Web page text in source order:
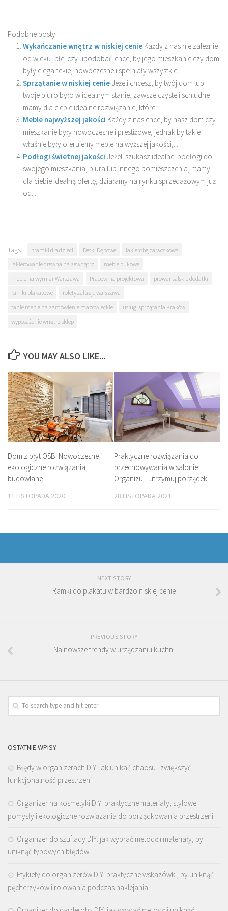
Podobne posty:
Wykańczanie wnętrz w niskiej cenie Każdy z nas nie zależnie
od wieku, płci czy upodobań chce, by jego mieszkanie czy dom
były eleganckie, nowoczesne i spełniały wszystkie...
Sprzątanie w niskiej cenie Jeżeli chcesz, by twój dom lub
twoje biuro było w idealnym stanie, zawsze czyste i schludne
mamy dla ciebie idealne rozwiązanie, które...
Meble najwyższej jakości Każdy z nas chce, by nasz dom czy
mieszkanie były nowoczesne i prestiżowe, jednak by takie
właśnie były oferujemy meble najwyższej jakości,...
Podłogi świetnej jakości Jeżeli szukasz idealnej podłogi do
swojego mieszkania, biura lub innego pomieszczenia, mamy
dla ciebie idealną ofertę, działamy na rynku sprzedażowym już
od...
Tags: bramki dla dzieci Deski Dębowe
lakierobejca woskowa
lakierowanie drewna na zewnątrz
meble bukowe
meble na wymiar Warszawa
Pracownia projektowa
prowansalskie dodatki
ramki plakatowe
rolety żaluzje warszawa
tanie meble na zamówienie mazowieckie
usługi sprzątania Kraków
wyposażenie wnętrz sklep
YOU MAY ALSO LIKE...
Dom z płyt OSB: Nowoczesne i
ekologiczne rozwiązania
budowlane
11 LISTOPADA 2020
Praktyczne rozwiązania do
przechowywania w salonie:
Organizuj i utrzymuj porządek
28 LISTOPADA 2021
NEXT STORY
Ramki do plakatu w bardzo niskiej cenie
PREVIOUS STORY
Najnowsze trendy w urządzaniu kuchni
OSTATNIE WPISY
Błędy w organizerach DIY: jak unikać chaosu i zwiększyć
funkcjonalność przestrzeni
Organizer na kosmetyki DIY: praktyczne materiały, stylowe
pomysły i ekologiczne rozwiązania do porządkowania przestrzeni
Organizer do szuflady DIY: jak wybrać metodę i materiały, by
uniknąć typowych błędów
Etykiety do organizerów DIY: praktyczne wskazówki, by uniknąć
pęcherzyków i rolowania podczas naklejania